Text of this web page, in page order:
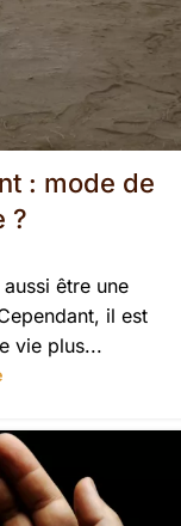
: mode de
?
être une
il est
vie plus...